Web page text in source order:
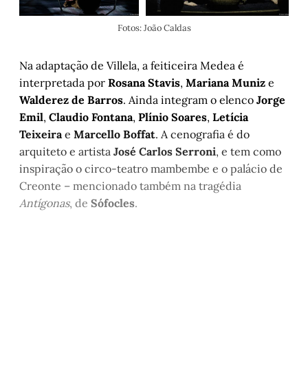
Fotos: João Caldas
Na adaptação de Villela, a feiticeira Medea é
interpretada por Rosana Stavis, Mariana Muniz e
Walderez de Barros. Ainda integram o elenco Jorge
Emil, Claudio Fontana, Plínio Soares, Letícia
Teixeira e Marcello Boffat. A cenografia é do
arquiteto e artista José Carlos Serroni, e tem como
inspiração o circo-teatro mambembe e o palácio de
Creonte – mencionado também na tragédia
Antígonas, de Sófocles.